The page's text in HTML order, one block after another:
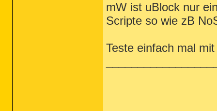
mW ist uBlock nur
Scripte so wie zB
Teste einfach mal